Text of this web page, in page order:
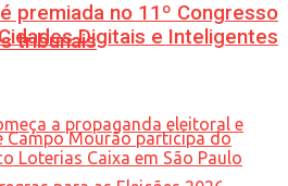
tribunais
premiada no 11º Congresso
Digitais e Inteligentes